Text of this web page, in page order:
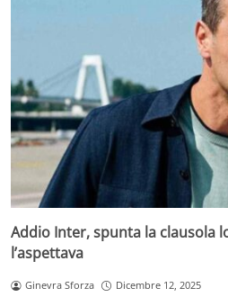
Addio Inter, spunta la clausola
l’aspettava
Ginevra Sforza Dicembre 12, 2025